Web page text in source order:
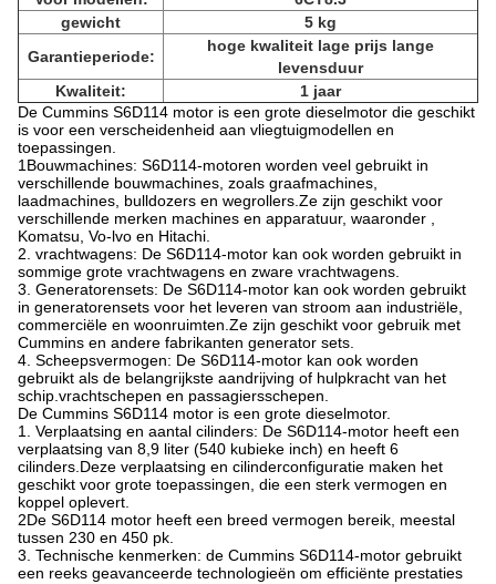
gewicht
5 kg
Garantieperiode:
hoge kwaliteit lage prijs lange
levensduur
Kwaliteit:
1 jaar
De Cummins S6D114 motor is een grote dieselmotor die geschikt
is voor een verscheidenheid aan vliegtuigmodellen en
toepassingen.
1Bouwmachines: S6D114-motoren worden veel gebruikt in
verschillende bouwmachines, zoals graafmachines,
laadmachines, bulldozers en wegrollers.Ze zijn geschikt voor
verschillende merken machines en apparatuur, waaronder ,
Komatsu, Vo-lvo en Hitachi.
2. vrachtwagens: De S6D114-motor kan ook worden gebruikt in
sommige grote vrachtwagens en zware vrachtwagens.
3. Generatorensets: De S6D114-motor kan ook worden gebruikt
in generatorensets voor het leveren van stroom aan industriële,
commerciële en woonruimten.Ze zijn geschikt voor gebruik met
Cummins en andere fabrikanten generator sets.
4. Scheepsvermogen: De S6D114-motor kan ook worden
gebruikt als de belangrijkste aandrijving of hulpkracht van het
schip.vrachtschepen en passagiersschepen.
De Cummins S6D114 motor is een grote dieselmotor.
1. Verplaatsing en aantal cilinders: De S6D114-motor heeft een
verplaatsing van 8,9 liter (540 kubieke inch) en heeft 6
cilinders.Deze verplaatsing en cilinderconfiguratie maken het
geschikt voor grote toepassingen, die een sterk vermogen en
koppel oplevert.
2De S6D114 motor heeft een breed vermogen bereik, meestal
tussen 230 en 450 pk.
3. Technische kenmerken: de Cummins S6D114-motor gebruikt
een reeks geavanceerde technologieën om efficiënte prestaties